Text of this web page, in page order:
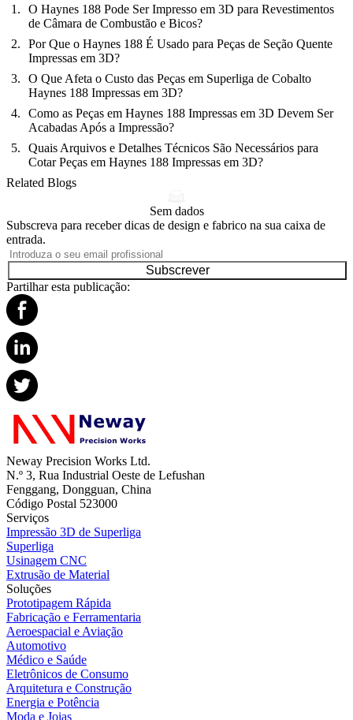
O Haynes 188 Pode Ser Impresso em 3D para Revestimentos
de Câmara de Combustão e Bicos?
Por Que o Haynes 188 É Usado para Peças de Seção Quente
Impressas em 3D?
O Que Afeta o Custo das Peças em Superliga de Cobalto
Haynes 188 Impressas em 3D?
Como as Peças em Haynes 188 Impressas em 3D Devem Ser
Acabadas Após a Impressão?
Quais Arquivos e Detalhes Técnicos São Necessários para
Cotar Peças em Haynes 188 Impressas em 3D?
Related Blogs
Sem dados
Subscreva para receber dicas de design e fabrico na sua caixa de
entrada.
Subscrever
Partilhar esta publicação:
Neway Precision Works Ltd.
N.º 3, Rua Industrial Oeste de Lefushan
Fenggang, Dongguan, China
Código Postal 523000
Serviços
Impressão 3D de Superliga
Superliga
Usinagem CNC
Extrusão de Material
Soluções
Prototipagem Rápida
Fabricação e Ferramentaria
Aeroespacial e Aviação
Automotivo
Médico e Saúde
Eletrônicos de Consumo
Arquitetura e Construção
Energia e Potência
Moda e Joias